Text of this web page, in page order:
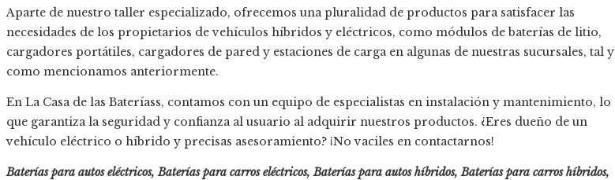
Aparte de nuestro taller especializado, ofrecemos una pluralidad de productos para satisfacer las
necesidades de los propietarios de vehículos híbridos y eléctricos, como módulos de baterías de litio,
cargadores portátiles, cargadores de pared y estaciones de carga en algunas de nuestras sucursales, tal y
como mencionamos anteriormente.
En La Casa de las Bateríass, contamos con un equipo de especialistas en instalación y mantenimiento, lo
que garantiza la seguridad y confianza al usuario al adquirir nuestros productos. ¿Eres dueño de un
vehículo eléctrico o híbrido y precisas asesoramiento? ¡No vaciles en contactarnos!
Baterías para autos eléctricos, Baterías para carros eléctricos, Baterías para autos híbridos, Baterías para carros híbridos,